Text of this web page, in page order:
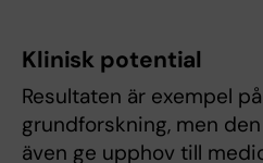
Klinisk potential
Resultaten är exempel
grundforskning, men
även ge upphov till